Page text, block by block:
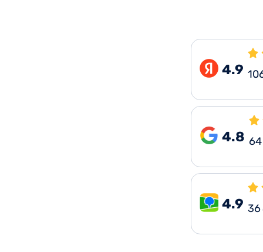
4.9
4.8 64
4.9 36